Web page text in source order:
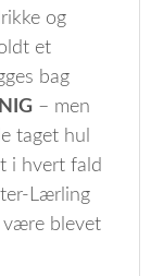
og
et
bag
– men
taget hul
i hvert fald
Lærling
være blevet